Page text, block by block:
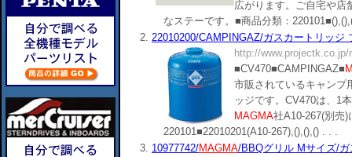
広がります。ご自宅や店
なステーです。■商品分類：
2. 22010200/CAMPINGAZ/ガスカートリッジ
http://
■CV470■CAMPINGAZ■
市販されているキャンプ
ッジです。CV470は、1
MAGMA社A10-267(別売
220101■22010201(A10-267),(),(),() . . .
3. 10977742/MAGMA/BBQグリル Mサイズ/